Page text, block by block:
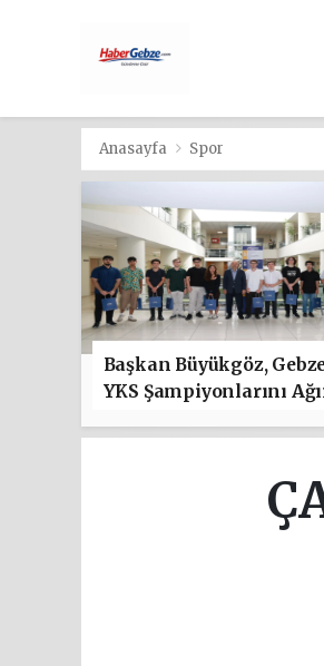
Anasayfa Spor
Başkan Büyükgöz,
YKS Şampiyonlarını